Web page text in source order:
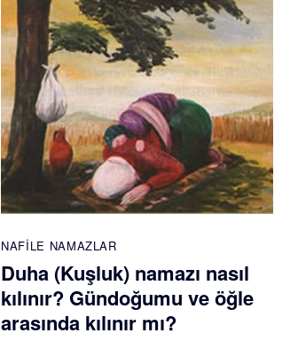
NAFILE NAMAZLAR
Duha (Kuşluk) namazı nasıl
kılınır? Gündoğumu ve öğle
arasında kılınır mı?